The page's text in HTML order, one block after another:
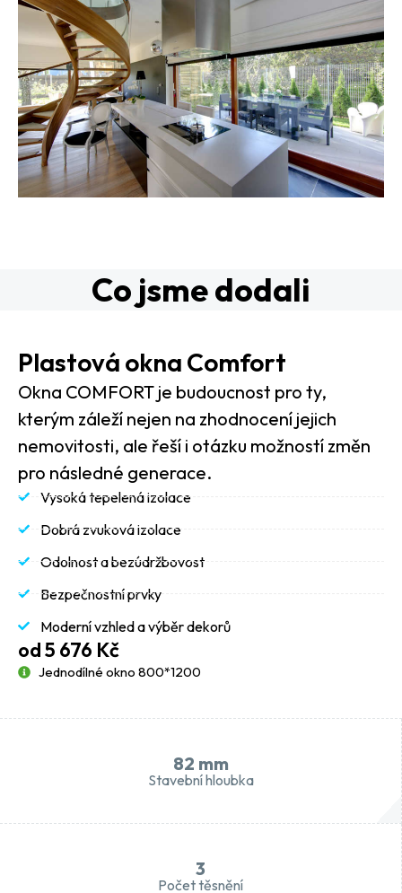
Co jsme dodali
Plastová okna Comfort
Okna COMFORT je budoucnost pro ty,
kterým záleží nejen na zhodnocení jejich
nemovitosti, ale řeší i otázku možností změn
pro následné generace.
Vysoká tepelená izolace
Dobrá zvuková izolace
Odolnost a bezúdržbovost
Bezpečnostní prvky
Moderní vzhled a výběr dekorů
od 5 676 Kč
Jednodílné okno 800*1200
82 mm
Stavební hloubka
3
Počet těsnění